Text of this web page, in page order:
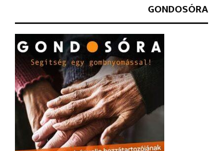
GONDOSÓRA